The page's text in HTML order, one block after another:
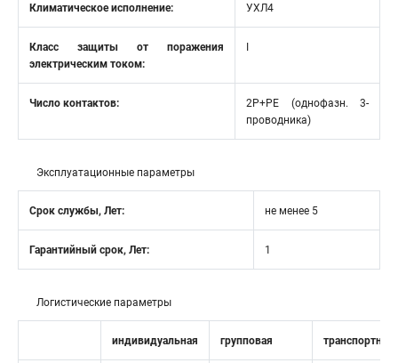
Климатическое исполнение: УХЛ4
Класс защиты от поражения
электрическим током:
Число контактов:
2P+PE (однофазн. 3-
проводника)
Эксплуатационные параметры
Срок службы, Лет: не менее 5
Гарантийный срок, Лет: 1
Логистические параметры
индивидуальная групповая транспортная